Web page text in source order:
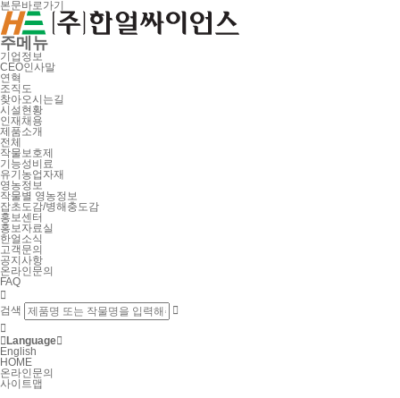
본문바로가기
주메뉴
기업정보
CEO인사말
연혁
조직도
찾아오시는길
시설현황
인재채용
제품소개
전체
작물보호제
기능성비료
유기농업자재
영농정보
작물별 영농정보
잡초도감/병해충도감
홍보센터
홍보자료실
한얼소식
고객문의
공지사항
온라인문의
FAQ

검색


 Language
English
HOME
온라인문의
사이트맵